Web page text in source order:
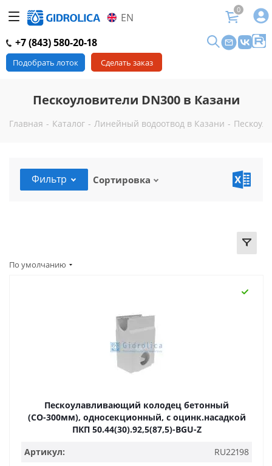
EN
0
+7 (843) 580-20-18
Подобрать лоток Сделать заказ
Пескоуловители DN300 в Казани
Главная - Каталог - Линейный водоотвод в Казани -
Фильтр Сортировка
По умолчанию
Пескоулавливающий колодец бетонный
(СО-300мм), односекционный, с оцинк.насадкой
ПКП 50.44(30).92,5(87,5)-BGU-Z
Артикул:
RU22198